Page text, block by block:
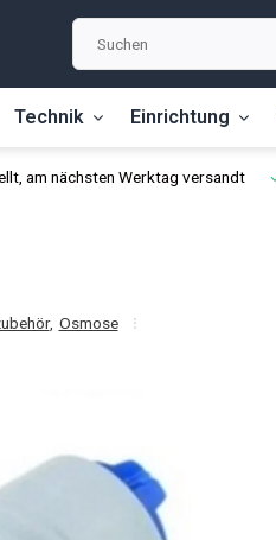
Technik Einrichtung
am nächsten Werktag versandt
, Osmose